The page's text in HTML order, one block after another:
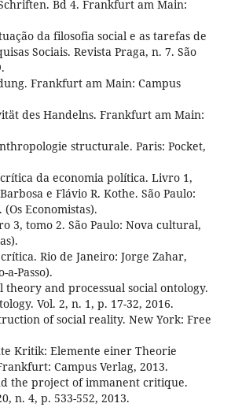
Schriften. Bd 4. Frankfurt am Main:
da filosofia social e as tarefas de
Sociais. Revista Praga, n. 7. São
Frankfurt am Main: Campus
des Handelns. Frankfurt am Main:
structurale. Paris: Pocket,
da economia política. Livro 1,
e Flávio R. Kothe. São Paulo:
Economistas).
3, tomo 2. São Paulo: Nova cultural,
Rio de Janeiro: Jorge Zahar,
a-Passo).
theory and processual social ontology.
Vol. 2, n. 1, p. 17-32, 2016.
of social reality. New York: Free
Kritik: Elemente einer Theorie
Campus Verlag, 2013.
the project of immanent critique.
n. 4, p. 533-552, 2013.